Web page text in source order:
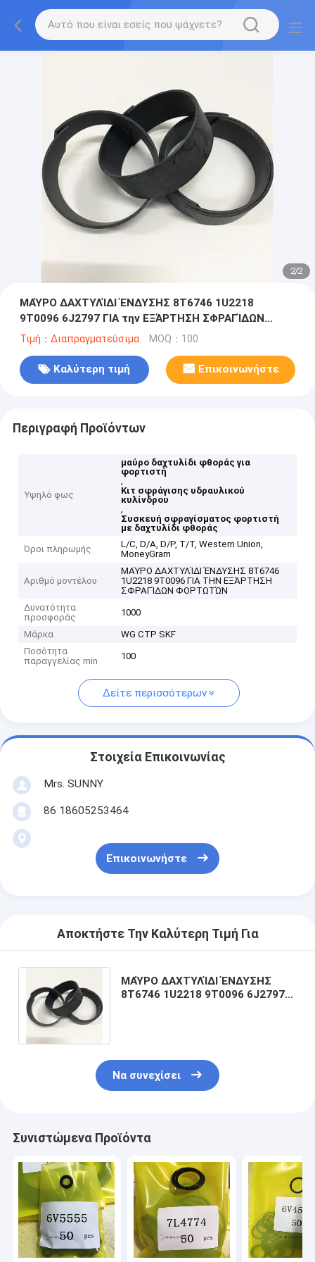
2/2
ΜΑΎΡΟ ΔΑΧΤΥΛΊΔΙ ΈΝΔΥΣΗΣ 8T6746 1U2218
9T0096 6J2797 ΓΙΑ την ΕΞΆΡΤΗΣΗ ΣΦΡΑΓΊΔΩΝ
ΦΟΡΤΩΤΏΝ
Τιμή：Διαπραγματεύσιμα MOQ：100
Καλύτερη τιμή Επικοινωνήστε
Περιγραφή Προϊόντων
Υψηλό φως
μαύρο δαχτυλίδι φθοράς για
φορτιστή
,
Κιτ σφράγισης υδραυλικού
κυλίνδρου
,
Συσκευή σφραγίσματος φορτιστή
με δαχτυλίδι φθοράς
Όροι πληρωμής
L/C, D/A, D/P, T/T, Western Union,
MoneyGram
Αριθμό μοντέλου
ΜΑΎΡΟ ΔΑΧΤΥΛΊΔΙ ΈΝΔΥΣΗΣ 8T6746
1U2218 9T0096 ΓΙΑ ΤΗΝ ΕΞΆΡΤΗΣΗ
ΣΦΡΑΓΊΔΩΝ ΦΟΡΤΩΤΏΝ
Δυνατότητα
προσφοράς
1000
Μάρκα
WG CTP SKF
Ποσότητα
παραγγελίας min
100
Δείτε περισσότερων
Στοιχεία Επικοινωνίας
Mrs. SUNNY
86 18605253464
Επικοινωνήστε
Αποκτήστε Την Καλύτερη Τιμή Για
ΜΑΎΡΟ ΔΑΧΤΥΛΊΔΙ ΈΝΔΥΣΗΣ
8T6746 1U2218 9T0096 6J2797
Να συνεχίσει
Συνιστώμενα Προϊόντα